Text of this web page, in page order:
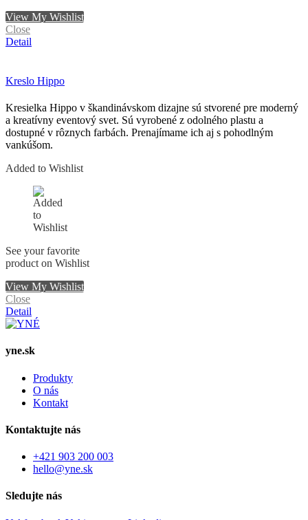
View My Wishlist
Close
Detail
Kreslo Hippo
Kresielka Hippo v škandinávskom dizajne sú stvorené pre moderný
a kreatívny eventový svet. Sú vyrobené z odolného plastu a
dostupné v rôznych farbách. Prenajímame ich aj s pohodlným
vankúšom.
Added to Wishlist
See your favorite
product on Wishlist
View My Wishlist
Close
Detail
yne.sk
Produkty
O nás
Kontakt
Kontaktujte nás
+421 903 200 003
hello@yne.sk
Sledujte nás